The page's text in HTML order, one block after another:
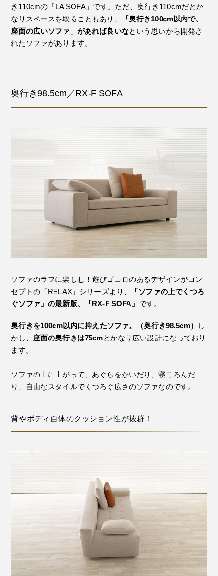
き110cmの「LA SOFA」です。ただ、奥行き110cmだとか
なりスペースを取ることもあり、
「奥行き100cm以内で、
座面の広いソファ」があれば良いなという思いから開発さ
れたソファがあります。
奥行き98.5cm／RX-F SOFA
ソファのラフに楽しむ！遊びゴコロのあるデザインがコン
セプトの「RELAX」シリーズより、
「ソファの上でくつろ
ぐソファ」の最新版、「RX-F SOFA」 です。
奥行きを100cm以内に抑えたソファ。（奥行き98.5cm）
し
かし、 座面の奥行きは75cmとかなり広い設計になっており
ます。
ソファの上に上がって、あぐらをかいだり、寝ころんだ
り、自由なスタイルでくつろぐ広さのソファなのです。
背やボディ自体のクッション性が抜群！